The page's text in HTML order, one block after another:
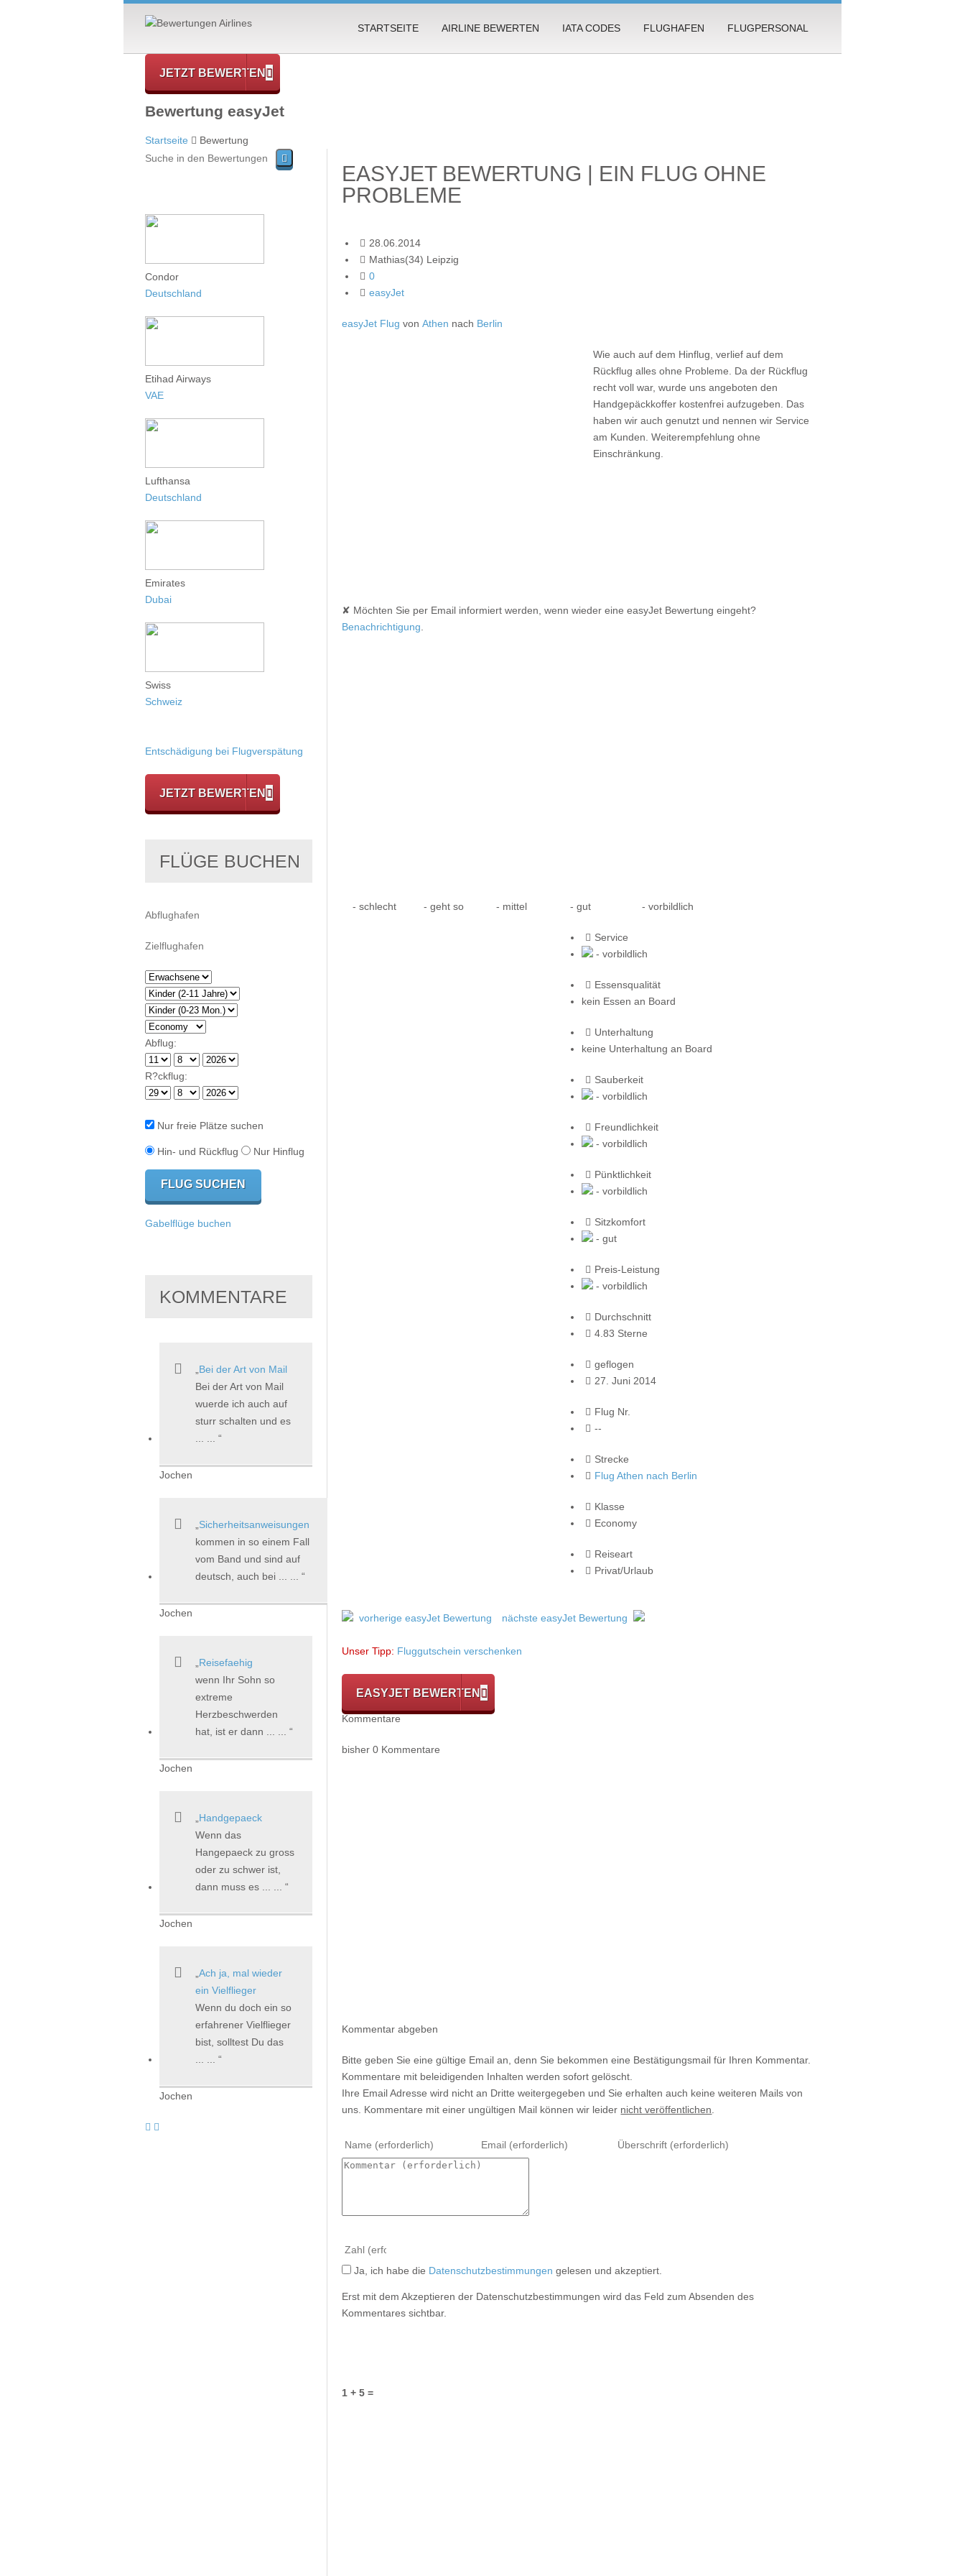
STARTSEITE AIRLINE BEWERTEN IATA CODES FLUGHAFEN FLUGPERSONAL
JETZT BEWERTEN
Bewertung easyJet
Startseite Bewertung
EASYJET BEWERTUNG | EIN FLUG OHNE
PROBLEME
28.06.2014
Mathias(34) Leipzig
0
easyJet
easyJet Flug vonAthen nach Berlin
Wie auch auf dem Hinflug, verlief auf dem
Rückflug alles ohne Probleme. Da der Rückflug
recht voll war, wurde uns angeboten den
Handgepäckkoffer kostenfrei aufzugeben. Das
haben wir auch genutzt und nennen wir Service
am Kunden. Weiterempfehlung ohne
Einschränkung.
✘ Möchten Sie per Email informiert werden, wenn wieder eine easyJet Bewertung eingeht?
Benachrichtigung
- schlecht - geht so - mittel - gut - vorbildlich
Service
- vorbildlich
Essensqualität
kein Essen an Board
Unterhaltung
keine Unterhaltung an Board
Sauberkeit
- vorbildlich
Freundlichkeit
- vorbildlich
Pünktlichkeit
- vorbildlich
Sitzkomfort
- gut
Preis-Leistung
- vorbildlich
Durchschnitt
4.83 Sterne
geflogen
27. Juni 2014
Flug Nr.
--
Strecke
Flug Athen nach Berlin
Klasse
Economy
Reiseart
Privat/Urlaub
vorherige easyJet Bewertung nächste easyJet Bewertung
Unser Tipp: Fluggutschein verschenken
EASYJET BEWERTEN
Kommentare
bisher 0 Kommentare
Kommentar abgeben
Bitte geben Sie eine gültige Email an, denn Sie bekommen eine Bestätigungsmail für Ihren Kommentar.
Kommentare mit beleidigenden Inhalten werden sofort gelöscht.
Ihre Email Adresse wird nicht an Dritte weitergegeben und Sie erhalten auch keine weiteren Mails von
uns. Kommentare mit einer ungültigen Mail können wir leider nicht veröffentlichen
1 + 5 =
Ja, ich habe die Datenschutzbestimmungen gelesen und akzeptiert.
Erst mit dem Akzeptieren der Datenschutzbestimmungen wird das Feld zum Absenden des
Kommentares sichtbar.
Condor
Deutschland
Etihad Airways
VAE
Lufthansa
Deutschland
Emirates
Dubai
Swiss
Schweiz
Entschädigung bei Flugverspätung
JETZT BEWERTEN
FLÜGE BUCHEN
Abflug:
R?ckflug:
Nur freie Plätze suchen
Hin- und Rückflug Nur Hinflug
Gabelflüge buchen
KOMMENTARE
Bei der Art von Mail
Bei der Art von Mail
wuerde ich auch auf
sturr schalten und es
Jochen
Sicherheitsanweisungen
kommen in so einem Fall
vom Band und sind auf
deutsch, auch bei ... ...
Jochen
Reisefaehig
wenn Ihr Sohn so
extreme
Herzbeschwerden
hat, ist er dann ... ...
Jochen
Handgepaeck
Wenn das
Hangepaeck zu gross
oder zu schwer ist,
dann muss es ... ...
Jochen
Ach ja, mal wieder
ein Vielflieger
Wenn du doch ein so
erfahrener Vielflieger
bist, solltest Du das
Jochen